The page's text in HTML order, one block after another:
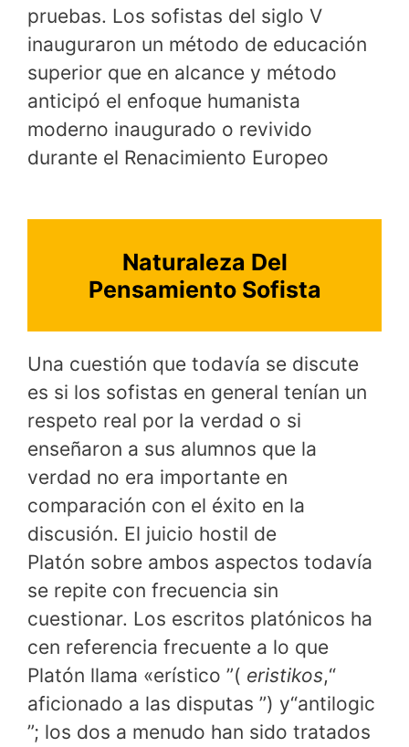
pruebas. Los sofistas del siglo V
inauguraron un método de educación
superior que en alcance y método
anticipó el enfoque humanista
moderno inaugurado o revivido
durante el Renacimiento Europeo
Naturaleza Del
Pensamiento Sofista
Una cuestión que todavía se discute
es si los sofistas en general tenían un
respeto real por la verdad o si
enseñaron a sus alumnos que la
verdad no era importante en
comparación con el éxito en la
discusión. El juicio hostil de
Platón sobre ambos aspectos todavía
se repite con frecuencia sin
cuestionar. Los escritos platónicos ha
cen referencia frecuente a lo que
Platón llama «erístico ”( eristikos,“
aficionado a las disputas ”) y“antilogic
”; los dos a menudo han sido tratados